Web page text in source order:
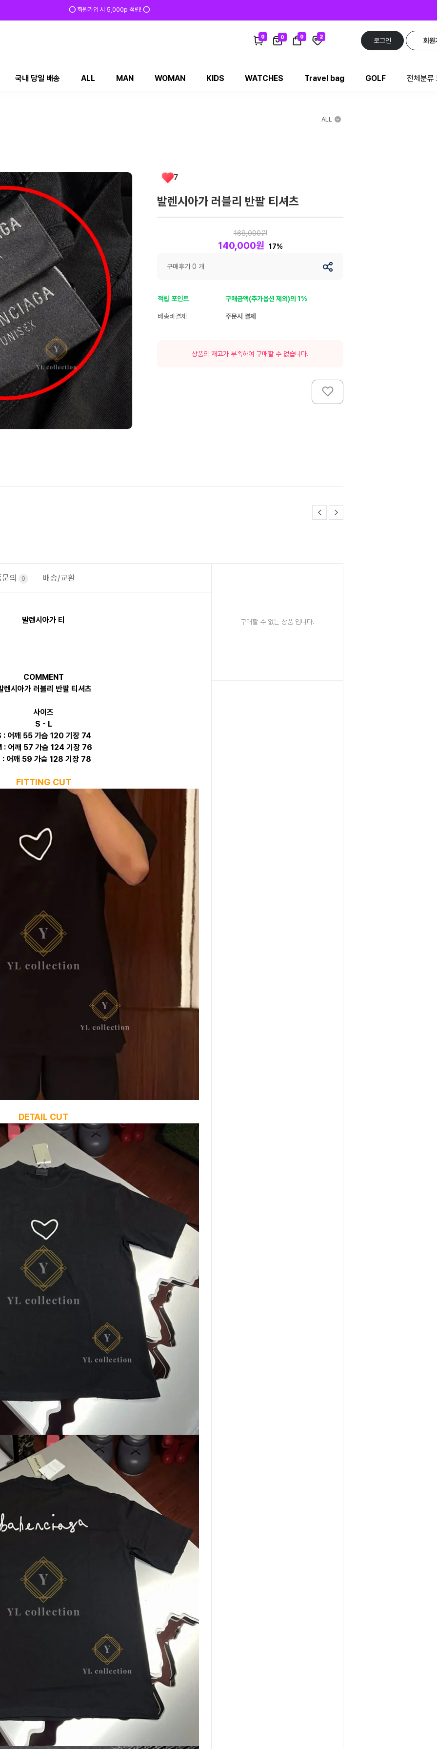
⭕ 회원가입 시 5,000p 적립! ⭕
0 0 0 2
로그인 회원
국내 당일 배송 ALL MAN WOMAN KIDS WATCHES Travel bag GOLF 전체분류
ALL
7
발렌시아가 러블리 반팔 티셔츠
168,000원
140,000원 17%
구매후기 0 개
적립 포인트 구매금액(추가옵션 제외)의 1%
배송비결제 주문시 결제
상품의 재고가 부족하여 구매할 수 없습니다.
의 0 배송/교환
발렌시아가 티
COMMENT
렌시아가 러블리 반팔 티셔츠
사이즈
S - L
: 어깨 55 가슴 120 기장 74
: 어깨 57 가슴 124 기장 76
: 어깨 59 가슴 128 기장 78
FITTING CUT
DETAIL CUT
구매할 수 없는 상품 입니다.